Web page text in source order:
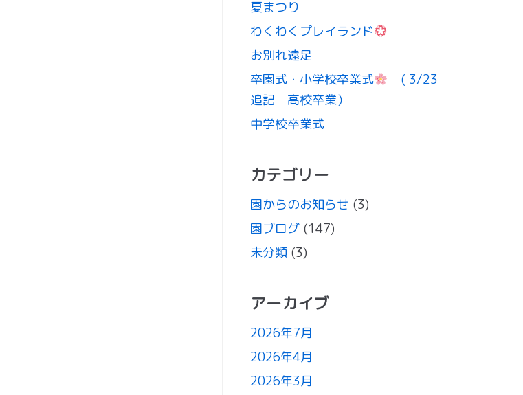
夏まつり
わくわくプレイランド
お別れ遠足
卒園式・小学校卒業式
( 3/23
追記 高校卒業）
中学校卒業式
カテゴリー
園からのお知らせ (3)
園ブログ (147)
未分類 (3)
アーカイブ
2026年7月
2026年4月
2026年3月